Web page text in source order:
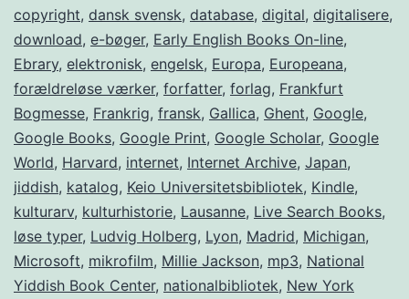
bibliotek
copyright, dansk svensk, database, digital, digitalisere,
download, e-bøger, Early English Books On-line,
Ebrary, elektronisk, engelsk, Europa, Europeana,
forældreløse værker, forfatter, forlag, Frankfurt
Bogmesse, Frankrig, fransk, Gallica, Ghent, Google,
Google Books, Google Print, Google Scholar, Google
World, Harvard, internet, Internet Archive, Japan,
jiddish, katalog, Keio Universitetsbibliotek, Kindle,
kulturarv, kulturhistorie, Lausanne, Live Search Books,
løse typer, Ludvig Holberg, Lyon, Madrid, Michigan,
Microsoft, mikrofilm, Millie Jackson, mp3, National
Yiddish Book Center, nationalbibliotek, New York